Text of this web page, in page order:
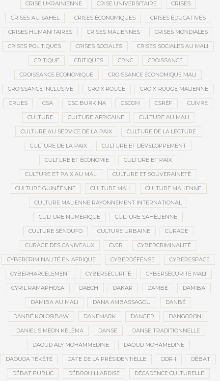
CRISE UKRAINIENNE CRISE UNIVERSITAIRE CRISES
CRISES AU SAHEL CRISES ÉCONOMIQUES CRISES ÉDUCATIVES
CRISES HUMANITAIRES CRISES MALIENNES CRISES MONDIALES
CRISES POLITIQUES CRISES SOCIALES CRISES SOCIALES AU MALI
CRITIQUE CRITIQUES CRNC CROISSANCE
CROISSANCE ÉCONOMIQUE CROISSANCE ÉCONOMIQUE MALI
CROISSANCE INCLUSIVE CROIX ROUGE CROIX-ROUGE MALIENNE
CRUES CSA CSC BURKINA CSCOM CSRÉF CUIVRE
CULTURE CULTURE AFRICAINE CULTURE AU MALI
CULTURE AU SERVICE DE LA PAIX CULTURE DE LA LECTURE
CULTURE DE LA PAIX CULTURE ET DÉVELOPPEMENT
CULTURE ET ÉCONOMIE CULTURE ET PAIX
CULTURE ET PAIX AU MALI CULTURE ET SOUVERAINETÉ
CULTURE GUINÉENNE CULTURE MALI CULTURE MALIENNE
CULTURE MALIENNE RAYONNEMENT INTERNATIONAL
CULTURE NUMÉRIQUE CULTURE SAHÉLIENNE
CULTURE SÉNOUFO CULTURE URBAINE CURAGE
CURAGE DES CANIVEAUX CVJR CYBERCRIMINALITÉ
CYBERCRIMINALITÉ EN AFRIQUE CYBERDÉFENSE CYBERESPACE
CYBERHARCÈLEMENT CYBERSÉCURITÉ CYBERSÉCURITÉ MALI
CYRIL RAMAPHOSA DAECH DAKAR DAMBÉ DAMIBA
DAMIBA AU MALI DANA AMBASSAGOU DANBÉ
DANBÉ KOLOSIBAW DANEMARK DANGER DANGORONI
DANIEL SIMÉON KÉLÉMA DANSE DANSE TRADITIONNELLE
DAOUD ALY MOHAMMEDINE DAOUD MOHAMEDINE
DAOUDA TÉKÉTÉ DATE DE LA PRÉSIDENTIELLE DDR-I DÉBAT
DÉBAT PUBLIC DÉBROUILLARDISE DÉCADENCE CULTURELLE